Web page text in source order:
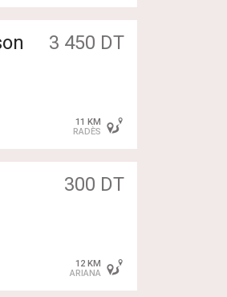
3 450 DT
11 KM
RADÈS
300 DT
12 KM
ARIANA